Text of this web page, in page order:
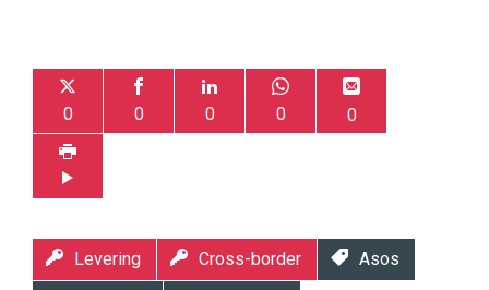
0 0 0 0 0
Levering Cross-border Asos